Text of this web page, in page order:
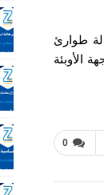
طوارئ
الأوبئة
0